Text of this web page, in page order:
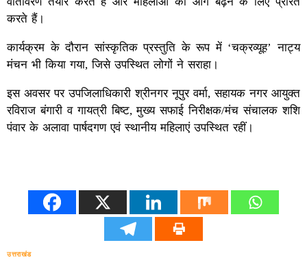
करते हैं।
कार्यक्रम के दौरान सांस्कृतिक प्रस्तुति के रूप में ‘चक्रव्यूह’ नाट्य
मंचन भी किया गया, जिसे उपस्थित लोगों ने सराहा।
इस अवसर पर उपजिलाधिकारी श्रीनगर नूपुर वर्मा, सहायक नगर आयुक्त
रविराज बंगारी व गायत्री बिष्ट, मुख्य सफाई निरीक्षक/मंच संचालक शशि
पंवार के अलावा पार्षदगण एवं स्थानीय महिलाएं उपस्थित रहीं।
उत्तराखंड